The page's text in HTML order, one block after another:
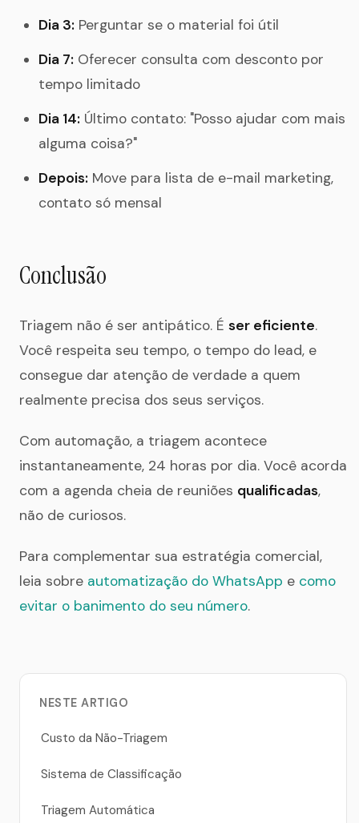
Dia 3: Perguntar se o material foi útil
Dia 7: Oferecer consulta com desconto por
tempo limitado
Dia 14: Último contato: "Posso ajudar com mais
alguma coisa?"
Depois: Move para lista de e-mail marketing,
contato só mensal
Conclusão
Triagem não é ser antipático. É ser eficiente.
Você respeita seu tempo, o tempo do lead, e
consegue dar atenção de verdade a quem
realmente precisa dos seus serviços.
Com automação, a triagem acontece
instantaneamente, 24 horas por dia. Você acorda
com a agenda cheia de reuniões qualificadas,
não de curiosos.
Para complementar sua estratégia comercial,
leia sobre automatização do WhatsApp e como
evitar o banimento do seu número.
NESTE ARTIGO
Custo da Não-Triagem
Sistema de Classificação
Triagem Automática